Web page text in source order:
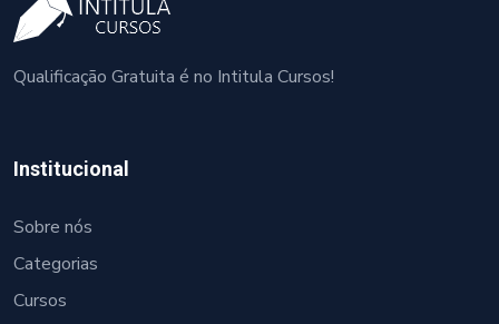
Qualificação Gratuita é no Intitula Cursos!
Institucional
Sobre nós
Categorias
Cursos